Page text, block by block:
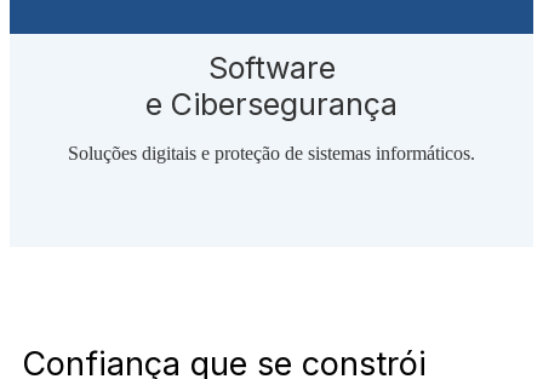
Software
e Cibersegurança
Soluções digitais e proteção de sistemas informáticos.
Confiança que se constrói